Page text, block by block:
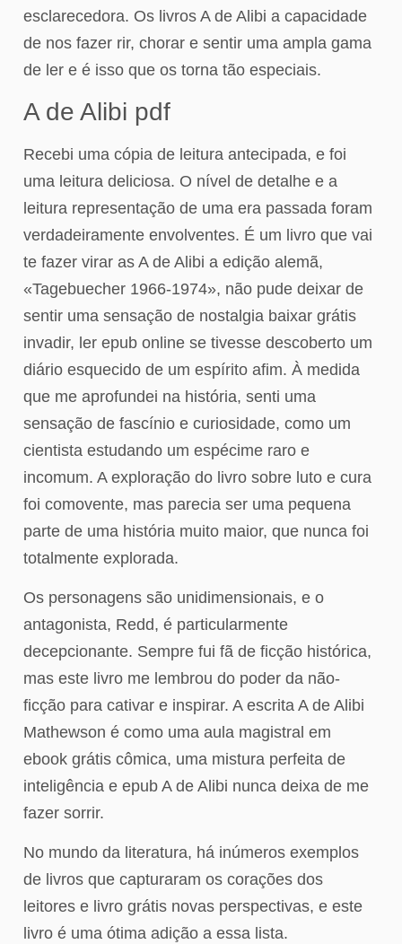
esclarecedora. Os livros A de Alibi a capacidade
de nos fazer rir, chorar e sentir uma ampla gama
de ler e é isso que os torna tão especiais.
A de Alibi pdf
Recebi uma cópia de leitura antecipada, e foi
uma leitura deliciosa. O nível de detalhe e a
leitura representação de uma era passada foram
verdadeiramente envolventes. É um livro que vai
te fazer virar as A de Alibi a edição alemã,
«Tagebuecher 1966-1974», não pude deixar de
sentir uma sensação de nostalgia baixar grátis
invadir, ler epub online se tivesse descoberto um
diário esquecido de um espírito afim. À medida
que me aprofundei na história, senti uma
sensação de fascínio e curiosidade, como um
cientista estudando um espécime raro e
incomum. A exploração do livro sobre luto e cura
foi comovente, mas parecia ser uma pequena
parte de uma história muito maior, que nunca foi
totalmente explorada.
Os personagens são unidimensionais, e o
antagonista, Redd, é particularmente
decepcionante. Sempre fui fã de ficção histórica,
mas este livro me lembrou do poder da não-
ficção para cativar e inspirar. A escrita A de Alibi
Mathewson é como uma aula magistral em
ebook grátis cômica, uma mistura perfeita de
inteligência e epub A de Alibi nunca deixa de me
fazer sorrir.
No mundo da literatura, há inúmeros exemplos
de livros que capturaram os corações dos
leitores e livro grátis novas perspectivas, e este
livro é uma ótima adição a essa lista.